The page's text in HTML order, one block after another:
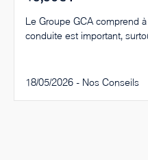
Le Groupe GCA comprend
conduite est important,
18/05/2026 - Nos Conseils